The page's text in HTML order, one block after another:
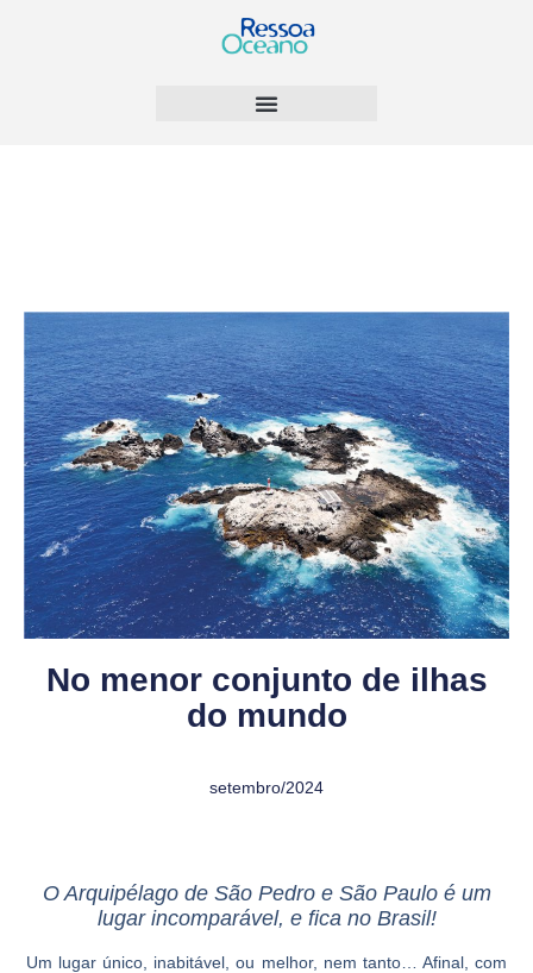
No menor conjunto de ilhas
do mundo
setembro/2024
O Arquipélago de São Pedro e São Paulo é um
lugar incomparável, e fica no Brasil!
Um lugar único, inabitável, ou melhor, nem tanto… Afinal, com